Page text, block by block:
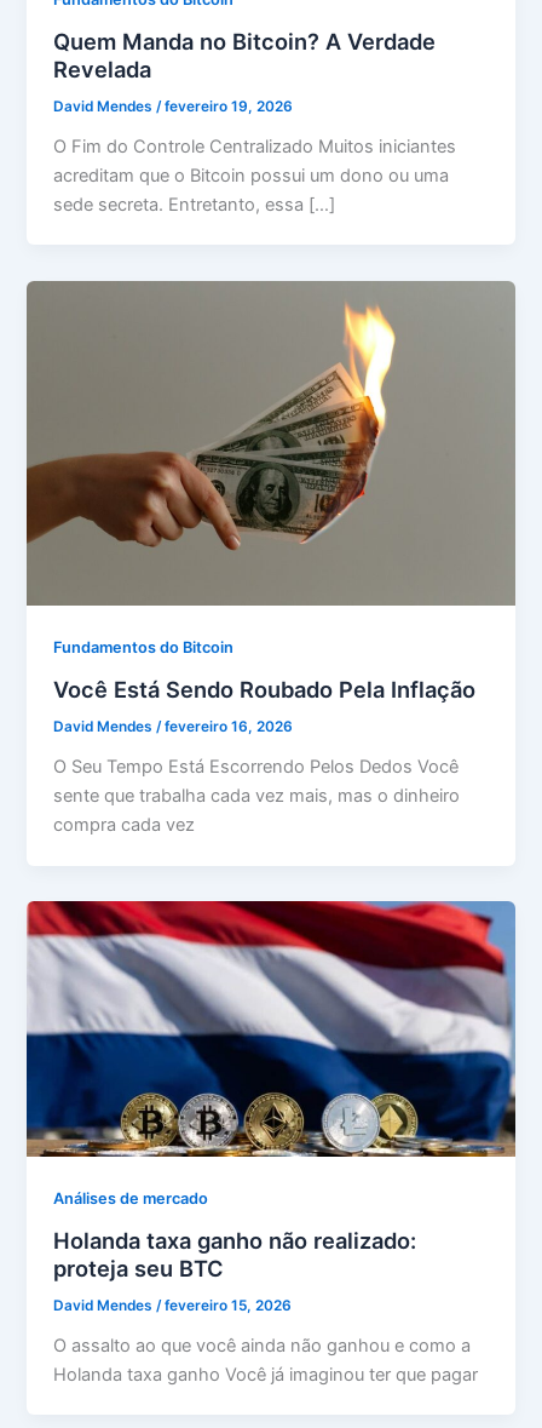
Quem Manda no Bitcoin? A Verdade
Revelada
David Mendes /fevereiro 19, 2026
O Fim do Controle Centralizado Muitos iniciantes
acreditam que o Bitcoin possui um dono ou uma
sede secreta. Entretanto, essa […]
Fundamentos do Bitcoin
Você Está Sendo Roubado Pela Inflação
David Mendes/fevereiro 16, 2026
O Seu Tempo Está Escorrendo Pelos Dedos Você
sente que trabalha cada vez mais, mas o dinheiro
compra cada vez
Análises de mercado
Holanda taxa ganho não realizado:
proteja seu BTC
David Mendes /fevereiro 15, 2026
O assalto ao que você ainda não ganhou e como a
Holanda taxa ganho Você já imaginou ter que pagar